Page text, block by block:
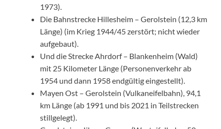
1973).
Die Bahnstrecke Hillesheim – Gerolstein (12,3 km
Länge) (im Krieg 1944/45 zerstört; nicht wieder
aufgebaut).
Und die Strecke Ahrdorf – Blankenheim (Wald)
mit 25 Kilometer Länge (Personenverkehr ab
1954 und dann 1958 endgültig eingestellt).
Mayen Ost – Gerolstein (Vulkaneifelbahn), 94,1
km Länge (ab 1991 und bis 2021 in Teilstrecken
stillgelegt).